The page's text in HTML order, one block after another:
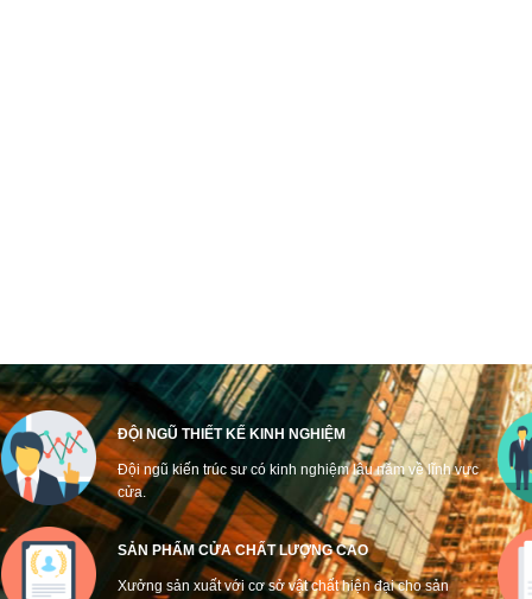
ĐỘI NGŨ THIẾT KẾ KINH NGHIỆM
Đội ngũ kiến trúc sư có kinh nghiệm lâu năm về lĩnh vực
cửa.
SẢN PHẨM CỬA CHẤT LƯỢNG CAO
Xưởng sản xuất với cơ sở vật chất hiện đại cho sản